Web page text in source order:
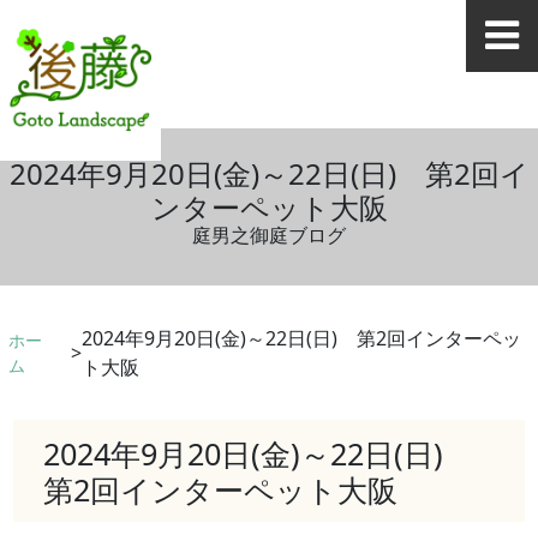
2024年9月20日(金)～22日(日) 第2回イ
ンターペット大阪
庭男之御庭ブログ
ホー
ム
2024年9月20日(金)～22日(日) 第2回インターペッ
ト大阪
2024年9月20日(金)～22日(日)
第2回インターペット大阪